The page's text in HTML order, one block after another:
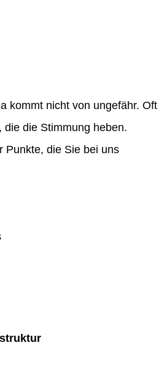
kommt nicht von ungefähr. Oft
die die Stimmung heben.
Punkte, die Sie bei uns